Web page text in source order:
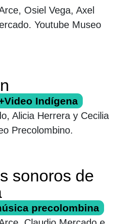
Osiel Vega, Axel
Youtube Museo
Indígena
Alicia Herrera y Cecilia
Precolombino.
sonoros de
precolombina